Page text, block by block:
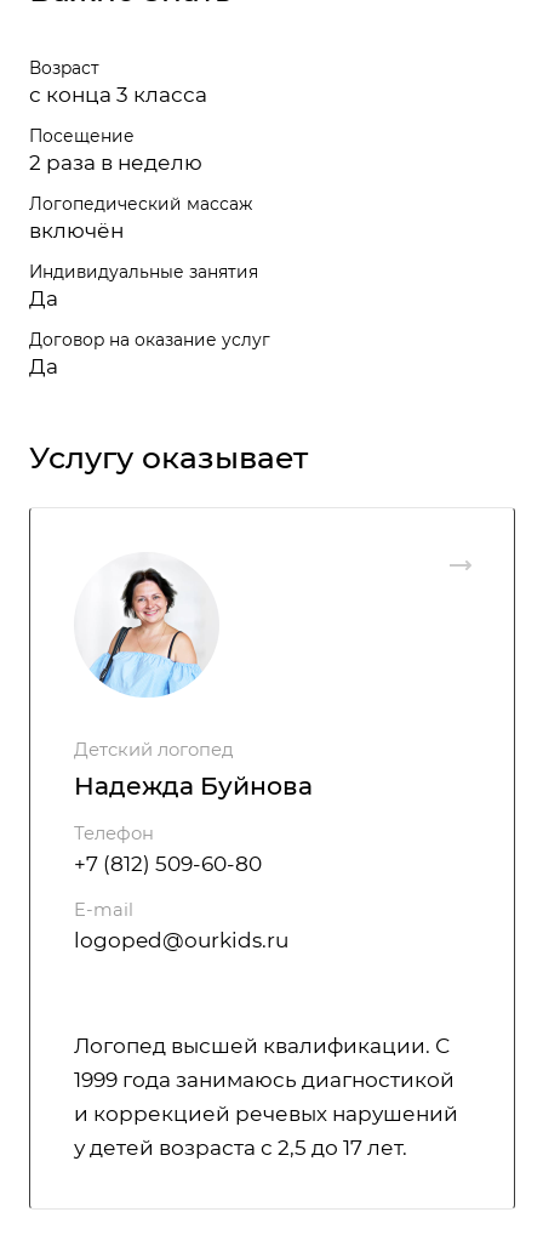
Возраст
с конца 3 класса
Посещение
2 раза в неделю
Логопедический массаж
включён
Индивидуальные занятия
Да
Договор на оказание услуг
Да
Услугу оказывает
Детский логопед
Надежда Буйнова
Телефон
+7 (812) 509-60-80
E-mail
logoped@ourkids.ru
Логопед высшей квалификации. С
1999 года занимаюсь диагностикой
и коррекцией речевых нарушений
у детей возраста с 2,5 до 17 лет.